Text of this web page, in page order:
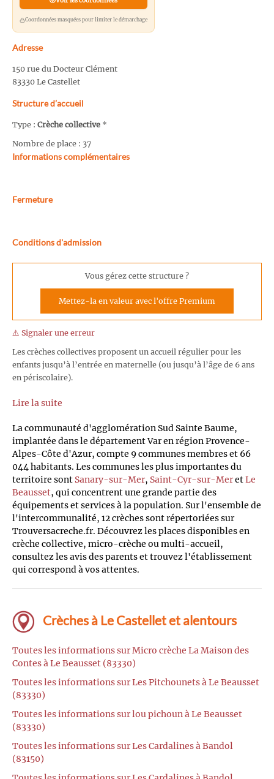
Coordonnées masquées pour limiter le démarchage
Adresse
150 rue du Docteur Clément
83330 Le Castellet
Structure d’accueil
Type : Crèche collective *
Nombre de place : 37
Informations complémentaires
Fermeture
Conditions d'admission
Vous gérez cette structure ?
Mettez-la en valeur avec l'offre Premium
⚠️ Signaler une erreur
Les crèches collectives proposent un accueil régulier pour les
enfants jusqu’à l’entrée en maternelle (ou jusqu’à l’âge de 6 ans
en périscolaire).
Lire la suite
La communauté d'agglomération Sud Sainte Baume,
implantée dans le département Var en région Provence-
Alpes-Côte d'Azur, compte 9 communes membres et 66
044 habitants. Les communes les plus importantes du
territoire sont Sanary-sur-Mer, Saint-Cyr-sur-MeretLe
Beausset, qui concentrent une grande partie des
équipements et services à la population. Sur l'ensemble de
l'intercommunalité, 12 crèches sont répertoriées sur
Trouversacreche.fr. Découvrez les places disponibles en
crèche collective, micro-crèche ou multi-accueil,
consultez les avis des parents et trouvez l'établissement
qui correspond à vos attentes.
Crèches à Le Castellet et alentours
Toutes les informations sur Micro crèche La Maison des
Contes à Le Beausset (83330)
Toutes les informations sur Les Pitchounets à Le Beausset
(83330)
Toutes les informations sur lou pichoun à Le Beausset
(83330)
Toutes les informations sur Les Cardalines à Bandol
(83150)